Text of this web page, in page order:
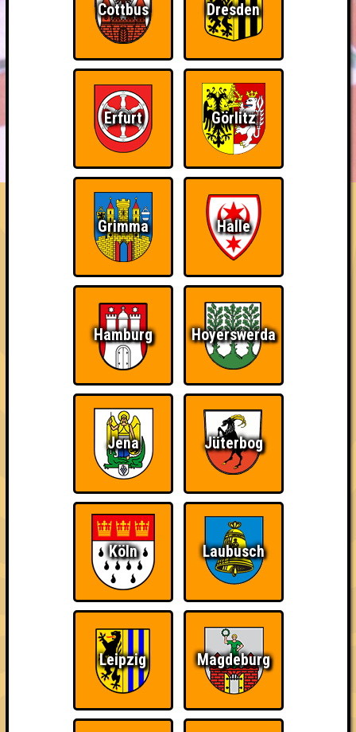
HIGHSCORE RESERVIERUNG
FAQ ÜBER UNS
Teil der Oberschicht
Belege den 3. Platz
Erstmals erreicht am 13.05.2025 bei
QUIZLABOR Hamburg #49 - Quiz ist, wenn man trotzdem lacht
über 100 Teams
17.01.2012vonSeitensprung
Cottbus Dresden
Erfurt Görlitz
Grimma Halle
Hamburg Hoyerswerda
Jena Jüterbog
Köln Laubusch
Leipzig Magdeburg